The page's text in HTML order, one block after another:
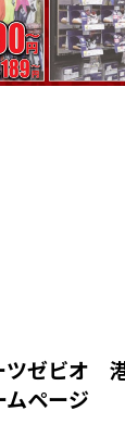
ツゼビオ
ムページ